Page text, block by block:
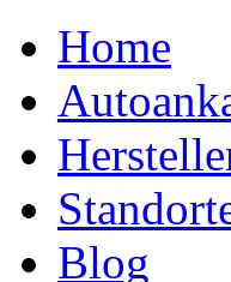
Home
Blog